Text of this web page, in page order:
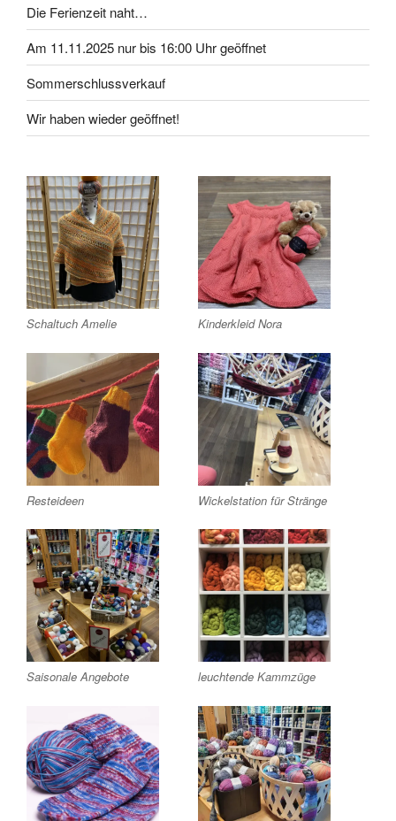
Die Ferienzeit naht…
Am 11.11.2025 nur bis 16:00 Uhr geöffnet
Sommerschlussverkauf
Wir haben wieder geöffnet!
Schaltuch Amelie Kinderkleid Nora
Resteideen Wickelstation für Stränge
Saisonale Angebote leuchtende Kammzüge